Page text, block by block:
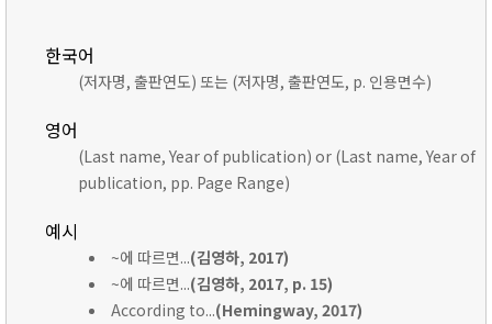
한국어
(저자명, 출판연도) 또는 (저자명, 출판연도, p. 인용면수)
영어
(Last name, Year of publication) or (Last name, Year of
publication, pp. Page Range)
예시
~에 따르면...(김영하, 2017)
~에 따르면...(김영하, 2017, p. 15)
According to...(Hemingway, 2017)